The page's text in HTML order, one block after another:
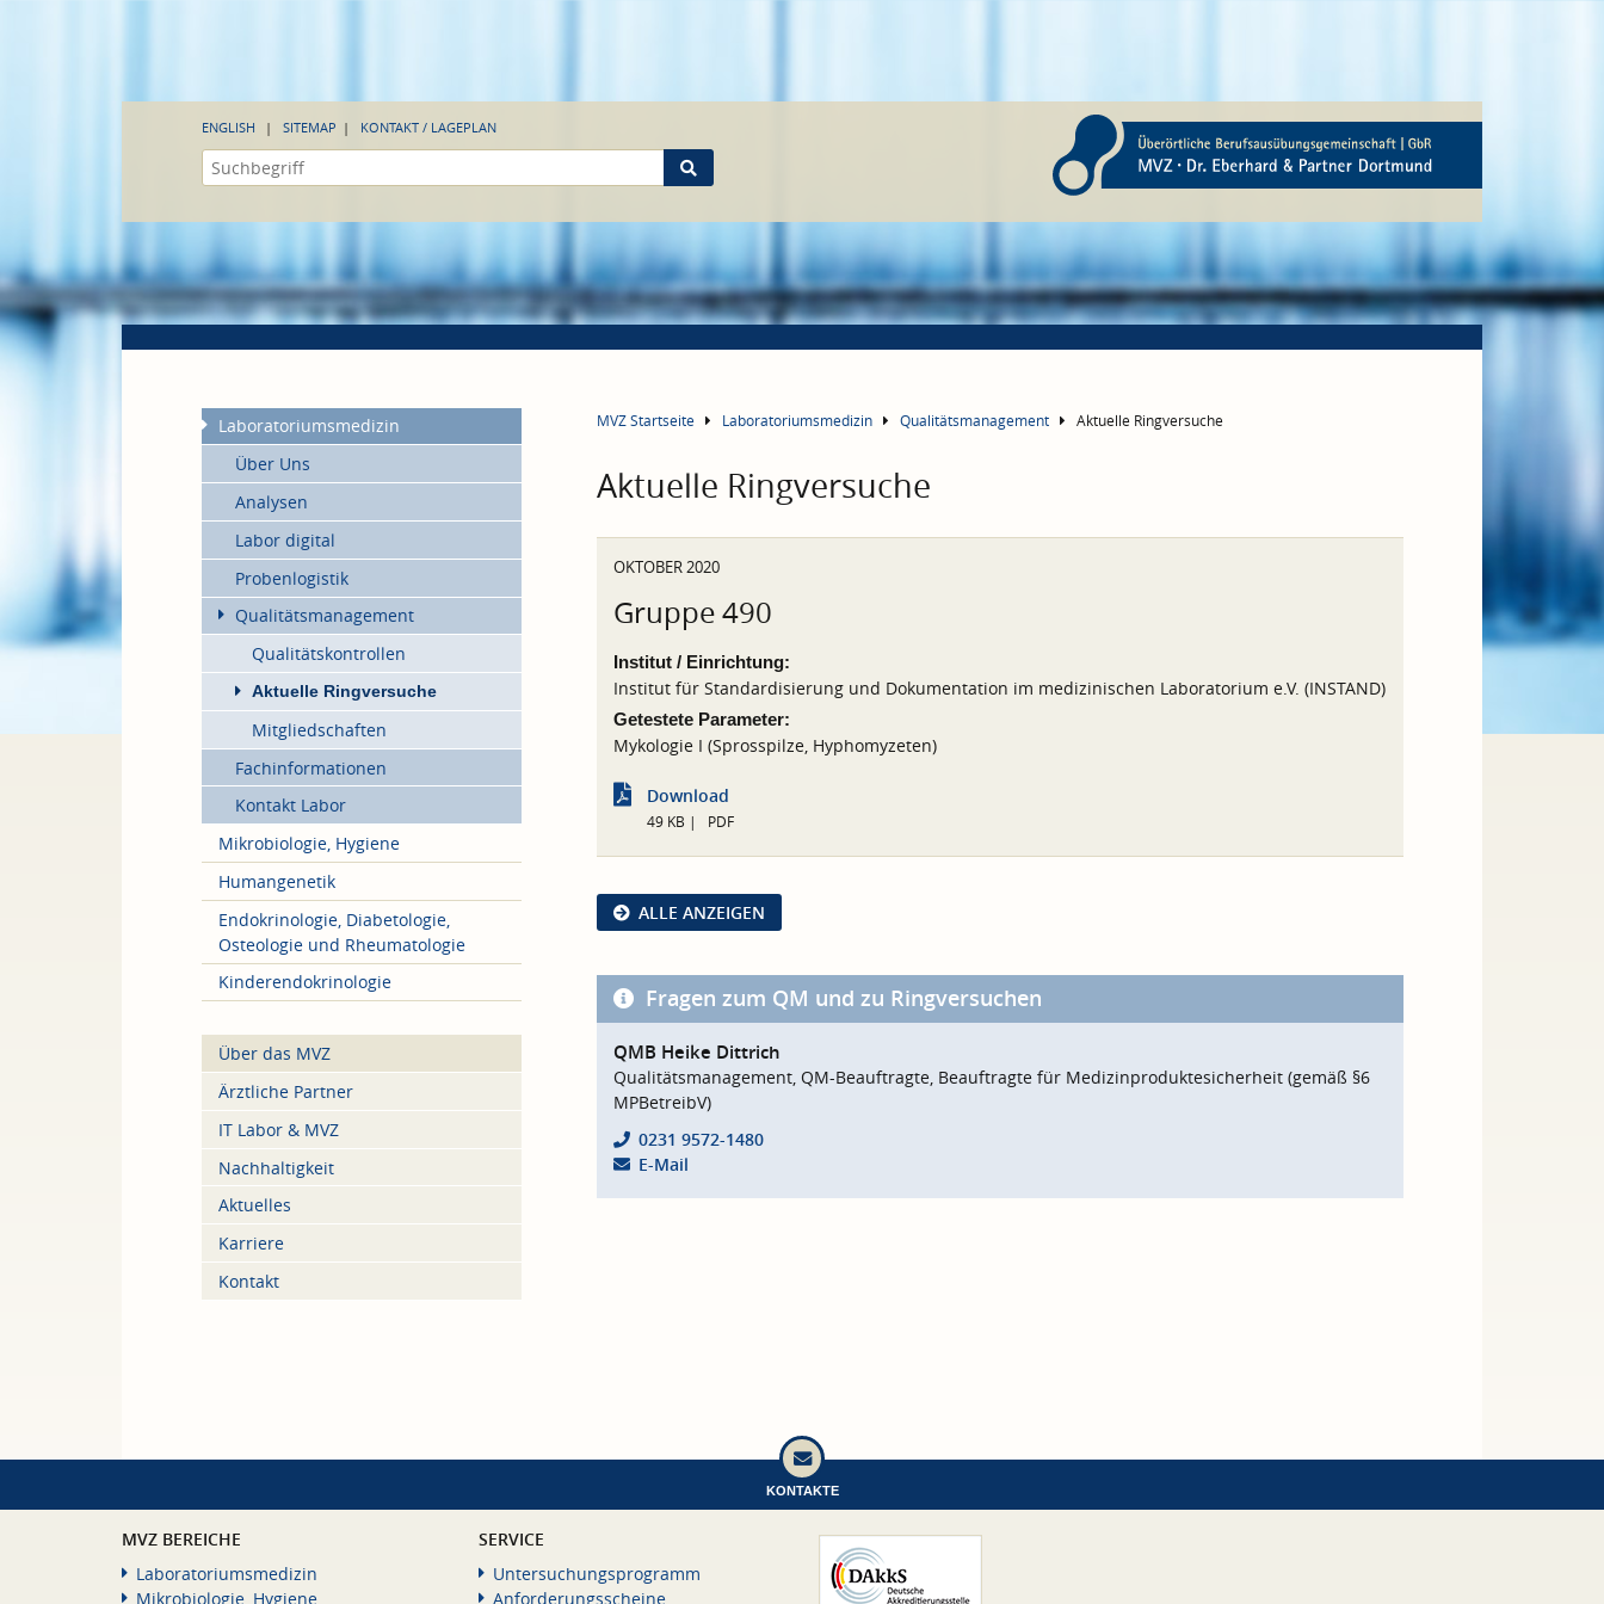
ENGLISH SITEMAP KONTAKT / LAGEPLAN
Laboratoriumsmedizin
Über Uns
Analysen
Labor digital
Probenlogistik
Qualitätsmanagement
Qualitätskontrollen
Aktuelle Ringversuche
Mitgliedschaften
Fachinformationen
Kontakt Labor
Mikrobiologie, Hygiene
Humangenetik
Endokrinologie, Diabetologie,
Osteologie und Rheumatologie
Kinderendokrinologie
Über das MVZ
Ärztliche Partner
IT Labor & MVZ
Nachhaltigkeit
Aktuelles
Karriere
Kontakt
MVZ Startseite Laboratoriumsmedizin Qualitätsmanagement Aktuelle Ringversuche
Aktuelle Ringversuche
OKTOBER 2020
Gruppe 490
Institut / Einrichtung:
Institut für Standardisierung und Dokumentation im medizinischen Laboratorium e.V. (INSTAND)
Getestete Parameter:
Mykologie I (Sprosspilze, Hyphomyzeten)
Download
49 KB PDF
ALLE ANZEIGEN
Fragen zum QM und zu Ringversuchen
QMB Heike Dittrich
Qualitätsmanagement, QM-Beauftragte, Beauftragte für Medizinproduktesicherheit (gemäß §6
MPBetreibV)
0231 9572-1480
E-Mail
KONTAKTE
MVZ BEREICHE
Laboratoriumsmedizin
Mikrobiologie, Hygiene
SERVICE
Untersuchungsprogramm
Anforderungsscheine